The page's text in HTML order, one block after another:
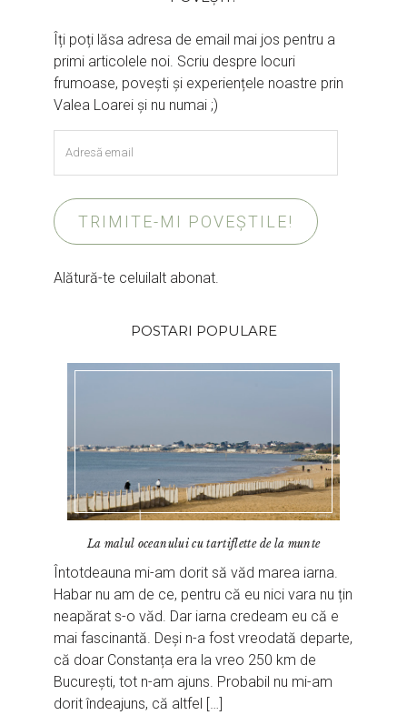
Îți poți lăsa adresa de email mai jos pentru a
primi articolele noi. Scriu despre locuri
frumoase, povești și experiențele noastre prin
Valea Loarei și nu numai ;)
email
TRIMITE-MI POVEȘTILE!
Alătură-te celuilalt abonat.
POSTARI POPULARE
La malul oceanului cu tartiflette de la munte
Întotdeauna mi-am dorit să văd marea iarna.
Habar nu am de ce, pentru că eu nici vara nu țin
neapărat s-o văd. Dar iarna credeam eu că e
mai fascinantă. Deși n-a fost vreodată departe,
că doar Constanța era la vreo 250 km de
București, tot n-am ajuns. Probabil nu mi-am
dorit îndeajuns, că altfel […]